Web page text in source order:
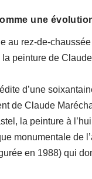
une
au rez-de-
la peinture de
d’une
de Claude
la peinture à
monumentale de
en 1988) qui